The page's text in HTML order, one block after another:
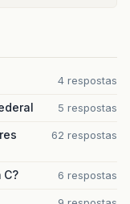
4 respostas
5 respostas
62 respostas
C? 6 respostas